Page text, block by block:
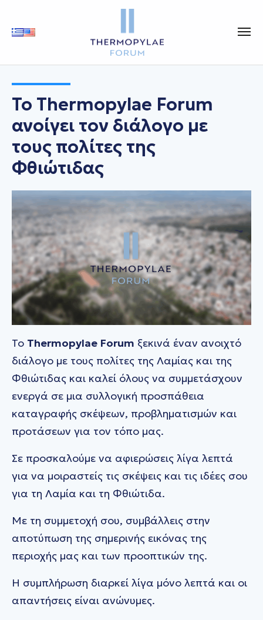
Το Thermopylae Forum
ανοίγει τον διάλογο με
τους πολίτες της
Φθιώτιδας
Το Thermopylae Forum ξεκινά έναν ανοιχτό
διάλογο με τους πολίτες της Λαμίας και της
Φθιώτιδας και καλεί όλους να συμμετάσχουν
ενεργά σε μια συλλογική προσπάθεια
καταγραφής σκέψεων, προβληματισμών και
προτάσεων για τον τόπο μας.
Σε προσκαλούμε να αφιερώσεις λίγα λεπτά
για να μοιραστείς τις σκέψεις και τις ιδέες σου
για τη Λαμία και τη Φθιώτιδα.
Με τη συμμετοχή σου, συμβάλλεις στην
αποτύπωση της σημερινής εικόνας της
περιοχής μας και των προοπτικών της.
Η συμπλήρωση διαρκεί λίγα μόνο λεπτά και οι
απαντήσεις είναι ανώνυμες.